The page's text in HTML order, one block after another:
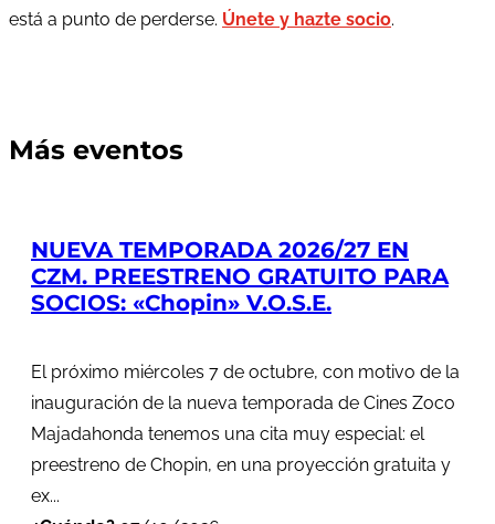
está a punto de perderse. Únete y hazte socio.
Más eventos
NUEVA TEMPORADA 2026/27 EN
CZM. PREESTRENO GRATUITO PARA
SOCIOS: «Chopin» V.O.S.E.
El próximo miércoles 7 de octubre, con motivo de la
inauguración de la nueva temporada de Cines Zoco
Majadahonda tenemos una cita muy especial: el
preestreno de Chopin, en una proyección gratuita y
ex...